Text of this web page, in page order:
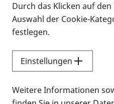
Durch das Klicken auf
Auswahl der Cookie-
festlegen.
Einstellungen
Weitere Informationen